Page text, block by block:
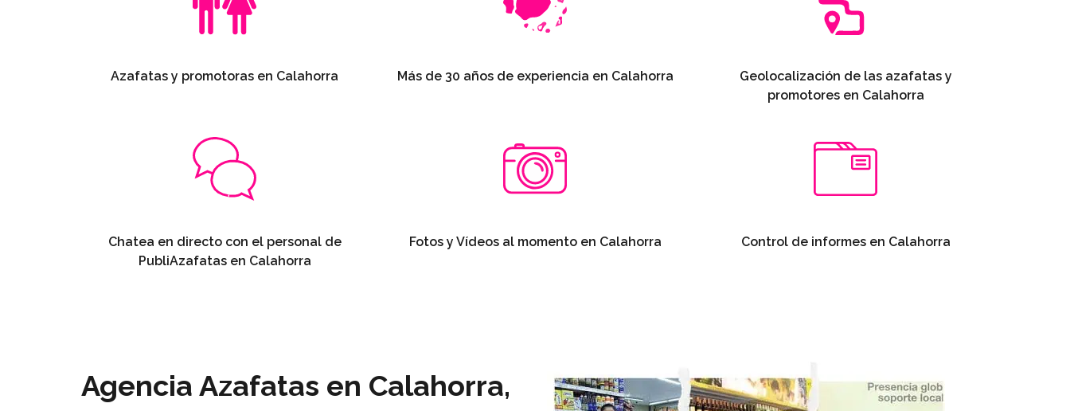
Azafatas y promotoras en Calahorra Más de 30 años de experiencia en Calahorra
Geolocalización de las azafatas y
promotores en Calahorra
Chatea en directo con el personal de
PubliAzafatas en Calahorra
Fotos y Vídeos al momento en Calahorra Control de informes en Calahorra
Agencia Azafatas en Calahorra,